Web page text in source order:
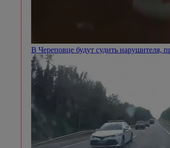
В Череповце будут судить нарушителя,